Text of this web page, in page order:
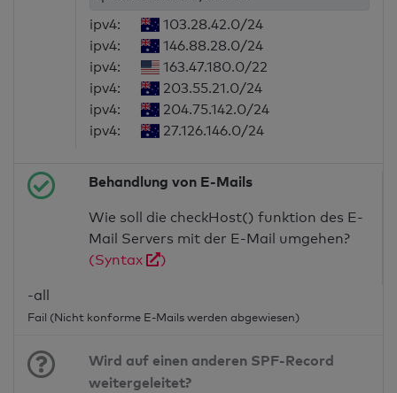
ipv4:
103.28.42.0/24
ipv4:
146.88.28.0/24
ipv4:
163.47.180.0/22
ipv4:
203.55.21.0/24
ipv4:
204.75.142.0/24
ipv4:
27.126.146.0/24
Behandlung von E-Mails
Wie soll die checkHost() funktion des E-
Mail Servers mit der E-Mail umgehen?
(Syntax
)
-all
Fail (Nicht konforme E-Mails werden abgewiesen)
Wird auf einen anderen SPF-Record
weitergeleitet?